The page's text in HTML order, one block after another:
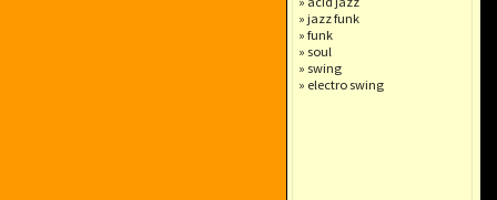
» jazz funk
» funk
» soul
» swing
» electro swing